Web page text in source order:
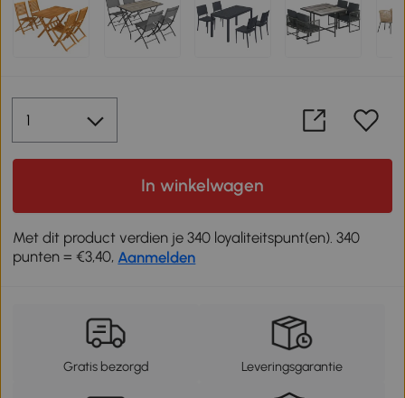
In winkelwagen
Met dit product verdien je 340 loyaliteitspunt(en). 340
punten = €3,40, Aanmelden
Gratis bezorgd Leveringsgarantie